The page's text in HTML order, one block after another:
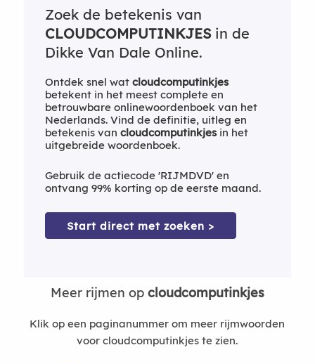
Zoek de betekenis van
CLOUDCOMPUTINKJESin de
Dikke Van Dale Online.
Ontdek snel wat cloudcomputinkjes
betekent in het meest complete en
betrouwbare onlinewoordenboek van het
Nederlands. Vind de definitie, uitleg en
betekenis van cloudcomputinkjesin het
uitgebreide woordenboek.
Gebruik de actiecode 'RIJMDVD' en
ontvang 99% korting op de eerste maand.
Start direct met zoeken >
Meer rijmen op cloudcomputinkjes
Klik op een paginanummer om meer rijmwoorden
voor cloudcomputinkjes te zien.